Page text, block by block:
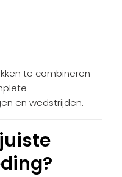
te combineren
en wedstrijden.